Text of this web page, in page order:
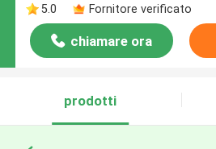
5.0
Fornitore verificato
chiamare ora
prodotti